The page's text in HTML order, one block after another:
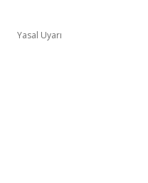
Yasal Uyarı